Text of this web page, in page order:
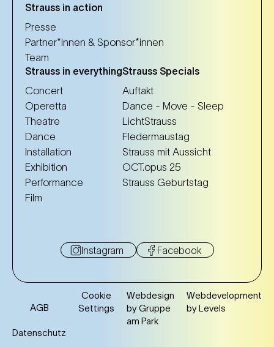
Strauss in action
Presse
Partner*innen & Sponsor*innen
Team
Strauss in everything
Concert
Operetta
Theatre
Dance
Installation
Exhibition
Performance
Film
Strauss Specials
Auftakt
Dance - Move - Sleep
LichtStrauss
Fledermaustag
Strauss mit Aussicht
OCT.opus 25
Strauss Geburtstag
Instagram Facebook
AGB
Datenschutz
Cookie
Settings
Webdesign
by Gruppe
am Park
Webdevelopment
by Levels